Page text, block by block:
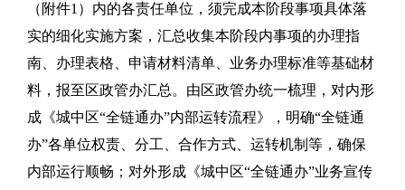
（附件1 ）内的各责任单位，须完成本阶段事项具体落
实的细化实施方案 ，汇总收集本阶段内事项的办理指
南、办理表格、申请材料清单、业务办理标准等基础材
料，报至区政管办汇总。由区政管办统一梳理，对内形
成《城中区“全链通办”内部运转流程》，明确“全链通
办”各单位权责、分工、合作方式、运转机制等，确保
内部运行顺畅；对外形成《城中区“全链通办”业务宣传